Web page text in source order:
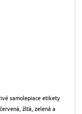
samolepiace etikety
žltá, zelená a